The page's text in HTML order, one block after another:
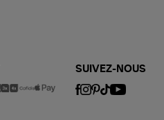
SUIVEZ-NOUS